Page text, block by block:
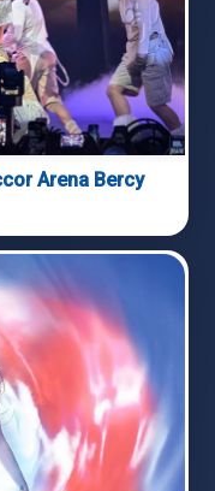
Arena Bercy